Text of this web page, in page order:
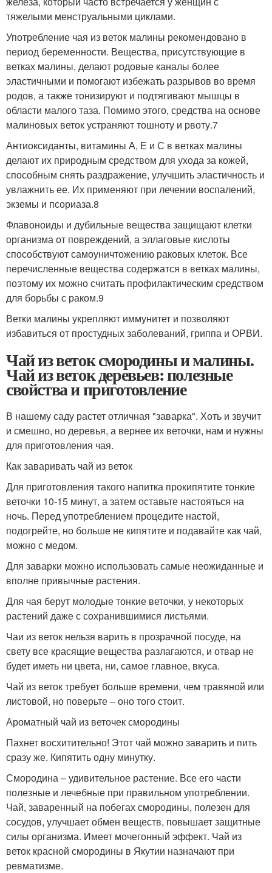
тяжелыми менструальными циклами.
Употребление чая из веток малины рекомендовано в
период беременности. Вещества, присутствующие в
ветках малины, делают родовые каналы более
эластичными и помогают избежать разрывов во время
родов, а также тонизируют и подтягивают мышцы в
области малого таза. Помимо этого, средства на основе
малиновых веток устраняют тошноту и рвоту.7
Антиоксиданты, витамины А, Е и С в ветках малины
делают их природным средством для ухода за кожей,
способным снять раздражение, улучшить эластичность и
увлажнить ее. Их применяют при лечении воспалений,
экземы и псориаза.8
Флавоноиды и дубильные вещества защищают клетки
организма от повреждений, а эллаговые кислоты
способствуют самоуничтожению раковых клеток. Все
перечисленные вещества содержатся в ветках малины,
поэтому их можно считать профилактическим средством
для борьбы с раком.9
Ветки малины укрепляют иммунитет и позволяют
избавиться от простудных заболеваний, гриппа и ОРВИ.
Чай из веток смородины и малины.
Чай из веток деревьев: полезные
свойства и приготовление
В нашему саду растет отличная "заварка". Хоть и звучит
и смешно, но деревья, а вернее их веточки, нам и нужны
для приготовления чая.
Как заваривать чай из веток
Для приготовления такого напитка прокипятите тонкие
веточки 10-15 минут, а затем оставьте настояться на
ночь. Перед употреблением процедите настой,
подогрейте, но больше не кипятите и подавайте как чай,
можно с медом.
Для заварки можно использовать самые неожиданные и
вполне привычные растения.
Для чая берут молодые тонкие веточки, у некоторых
растений даже с сохранившимися листьями.
Чаи из веток нельзя варить в прозрачной посуде, на
свету все красящие вещества разлагаются, и отвар не
будет иметь ни цвета, ни, самое главное, вкуса.
Чай из веток требует больше времени, чем травяной или
листовой, но поверьте – оно того стоит.
Ароматный чай из веточек смородины
Пахнет восхитительно! Этот чай можно заварить и пить
сразу же. Кипятить одну минутку.
Смородина – удивительное растение. Все его части
полезные и лечебные при правильном употреблении.
Чай, заваренный на побегах смородины, полезен для
сосудов, улучшает обмен веществ, повышает защитные
силы организма. Имеет мочегонный эффект. Чай из
веток красной смородины в Якутии назначают при
ревматизме.